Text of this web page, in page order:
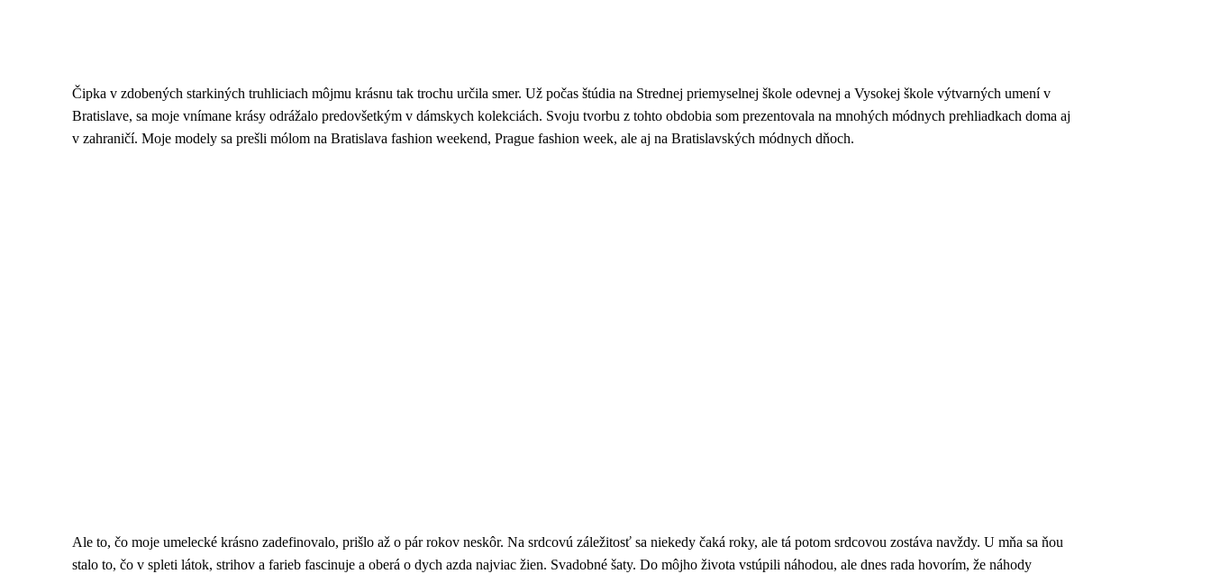
Čipka v zdobených starkiných truhliciach môjmu krásnu tak trochu určila smer. Už počas štúdia na Strednej priemyselnej škole odevnej a Vysokej škole výtvarných umení v
Bratislave, sa moje vnímane krásy odrážalo predovšetkým v dámskych kolekciách. Svoju tvorbu z tohto obdobia som prezentovala na mnohých módnych prehliadkach doma aj
v zahraničí. Moje modely sa prešli mólom na Bratislava fashion weekend, Prague fashion week, ale aj na Bratislavských módnych dňoch.
Ale to, čo moje umelecké krásno zadefinovalo, prišlo až o pár rokov neskôr. Na srdcovú záležitosť sa niekedy čaká roky, ale tá potom srdcovou zostáva navždy. U mňa sa ňou
stalo to, čo v spleti látok, strihov a farieb fascinuje a oberá o dych azda najviac žien. Svadobné šaty. Do môjho života vstúpili náhodou, ale dnes rada hovorím, že náhody